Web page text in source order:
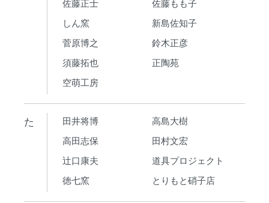
佐藤正士
佐藤もも子
しん窯
新島佐知子
菅原博之
鈴木正彦
須藤拓也
正陶苑
空萌工房
た 田井将博
高島大樹
高田志保
田村文宏
辻口康夫
道具プロジェクト
徳七窯
とりもと硝子店